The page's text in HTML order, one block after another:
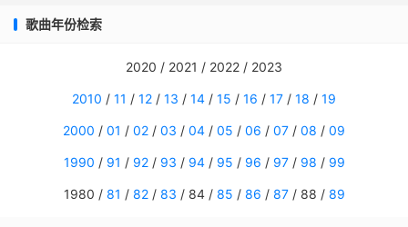
歌曲年份检索
2020 / 2021 / 2022 / 2023
2010 / 11 / 12 / 13 / 14 / 15 / 16 / 17 / 18 / 19
2000 / 01 / 02 / 03 / 04 / 05 / 06 / 07 / 08 / 09
1990 / 91 / 92/ 93 / 94/ 95 / 96 / 97/ 98 / 99
1980 / 81 / 82/ 83 / 84 / 85 / 86 / 87/ 88 / 89